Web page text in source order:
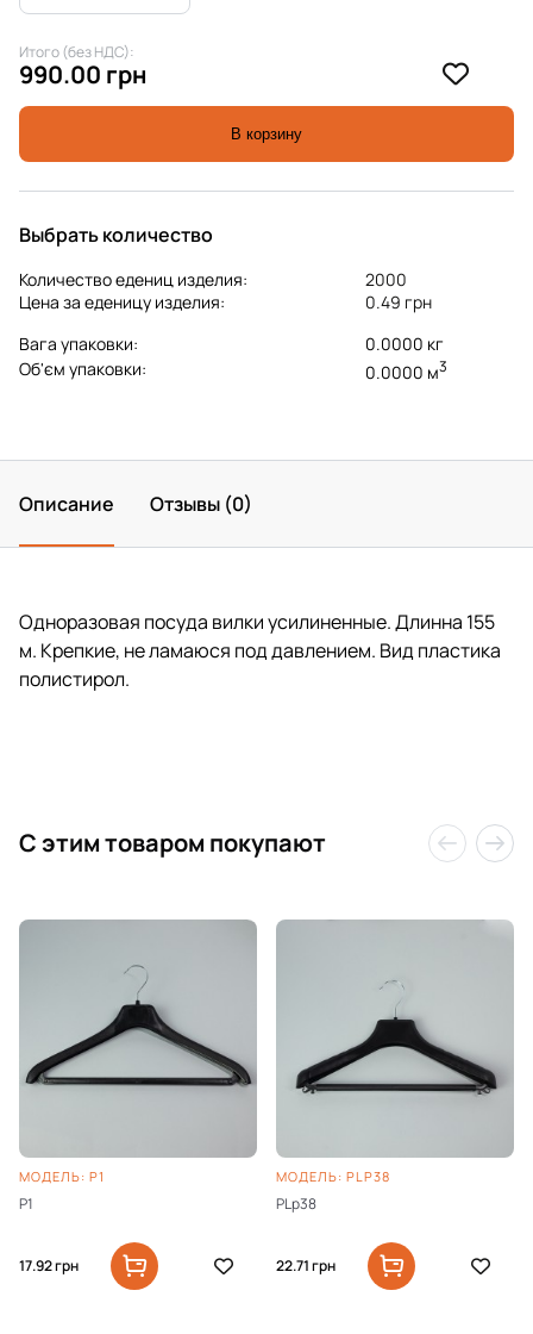
Итого (без НДС):
990.00 грн
В корзину
Выбрать количество
Количество едениц изделия:
2000
Цена за еденицу изделия:
0.49 грн
Вага упаковки:
0.0000 кг
Об'єм упаковки:
0.0000 м3
Описание Отзывы (0)
Одноразовая посуда вилки усилиненные. Длинна 155
м. Крепкие, не ламаюся под давлением. Вид пластика
полистирол.
C этим товаром покупают
МОДЕЛЬ: P1
P1
17.92грн
МОДЕЛЬ: PLP38
PLp38
22.71грн